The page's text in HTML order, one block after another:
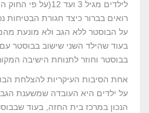
לילדים מגיל 3 ועד
רואים בברור כיצד חגורת הבטיחות
על הבוסטר ללא הגב ולא מונעת
בעוד שהילד השני שישוב בבוסטר
בבוסטר וחוזר לתנוחת הישיבה
אחת הסיבות העיקריות להצלחת
על ילדים היא העובדה שמשענת
הנכון במרכז בית החזה, בעוד